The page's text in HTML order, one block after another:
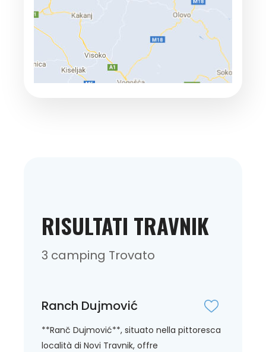
RISULTATI TRAVNIK
3 camping Trovato
Ranch Dujmović
**Ranč Dujmović**, situato nella pittoresca
località di Novi Travnik, offre